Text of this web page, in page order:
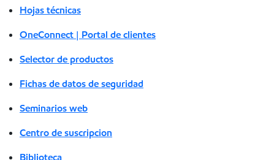
Hojas técnicas
OneConnect | Portal de clientes
Selector de productos
Fichas de datos de seguridad
Seminarios web
Centro de suscripcion
Biblioteca